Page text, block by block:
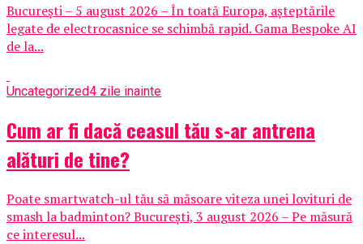
București – 5 august 2026 – În toată Europa, așteptările
legate de electrocasnice se schimbă rapid. Gama Bespoke AI
de la...
Uncategorized4 zile inainte
Cum ar fi dacă ceasul tău s-ar antrena
alături de tine?
Poate smartwatch-ul tău să măsoare viteza unei lovituri de
smash la badminton? București, 3 august 2026 – Pe măsură
ce interesul...